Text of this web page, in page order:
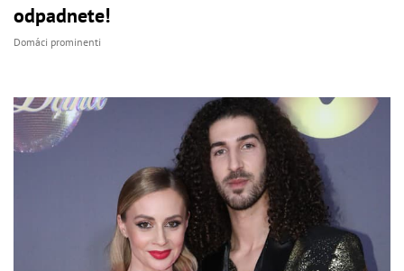
odpadnete!
Domáci prominenti